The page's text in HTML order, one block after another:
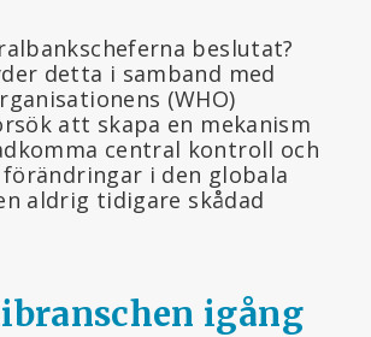
beslutat?
detta i samband med
(WHO)
att skapa en mekanism
central kontroll och
i den globala
aldrig tidigare skådad
igång